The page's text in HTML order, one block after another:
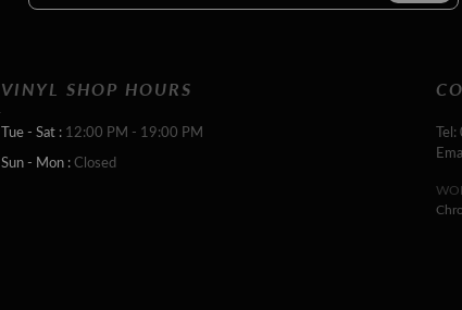
VINYL SHOP HOURS
Tue - Sat : 12:00 PM - 19:00 PM
Sun - Mon : Closed